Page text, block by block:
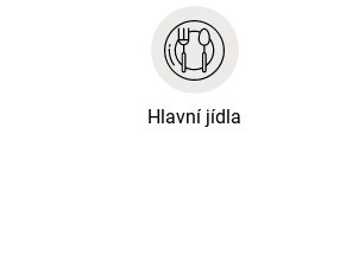
Hlavní jídla